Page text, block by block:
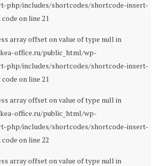
php/includes/shortcodes/shortcode-insert-
on line 21
array offset on value of type null in
office.ru/public_html/wp-
php/includes/shortcodes/shortcode-insert-
on line 21
array offset on value of type null in
office.ru/public_html/wp-
php/includes/shortcodes/shortcode-insert-
on line 22
array offset on value of type null in